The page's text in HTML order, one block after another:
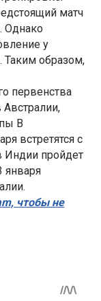
матч
Однако
у
образом,
первенства
Австралии,
B
встретятся с
Индии пройдет
января
чтобы не